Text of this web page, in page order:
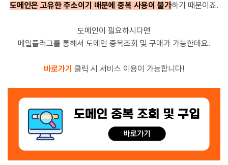
도메인은 고유한 주소이기 때문에 중복 사용이 불가하기 때문이죠.
도메인이 필요하시다면
메일플러그를 통해서 도메인 중복조회 및 구매가 가능한데요.
바로가기 클릭 시 서비스 이용이 가능합니다!